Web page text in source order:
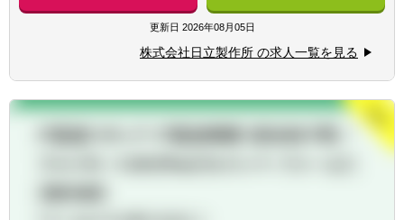
【ポジションの魅力】
■代表直下で経営の意思決定に関与
し、意思決定の思考プロセスを間近で学べま
す。
■CFO・経営企画ポジションでの実務経験
⇒ 投資先企業のCFO補佐・経営企画として、
します。
【求める人物像】※期待行動・コンピテンシ
ー等
【全職種共通（日立グループコンピテンシ
す）：
多様な人財を活かすために、お互いを信頼
しパフォーマンスを最大限に発揮できる安心
【職務概要】
財務統括本部は、CFOの下で中期経営計画・
予算・決算の取りまとめや作成など、日立グ
ループ全体の経理財務を統括する部署です。
単に数字の取りまとめや分析を行う受け身の
姿勢ではなく、グループ各社や各ビジネスユ
ニットと積極的に関わり、それぞれの経営戦
めの財務戦略」を進めています。
更新日 2026年08月05日
株式会社日立製作所 の求人一覧を見る